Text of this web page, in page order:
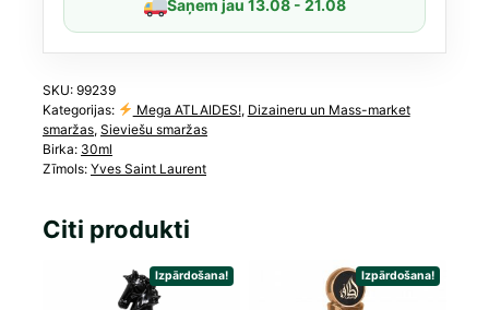
Saņem jau 13.08 - 21.08
SKU: 99239
Kategorijas:
Mega ATLAIDES!, Dizaineru un Mass-market
smaržas, Sieviešu smaržas
Birka: 30ml
Zīmols: Yves Saint Laurent
Citi produkti
Izpārdošana! Izpārdošana!